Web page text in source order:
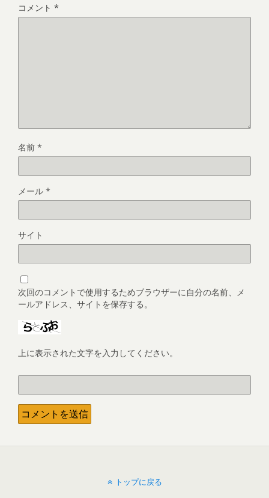
コメント *
名前 *
メール *
サイト
次回のコメントで使用するためブラウザーに自分の名前、メ
ールアドレス、サイトを保存する。
上に表示された文字を入力してください。
トップに戻る